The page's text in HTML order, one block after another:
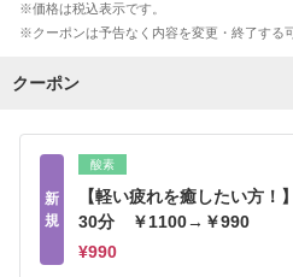
価格は税込表示です。
クーポンは予告なく内容を変更・終了する
クーポン
新
規
酸素
【軽い疲れを癒したい方！
30分 ￥1100→￥990
¥990